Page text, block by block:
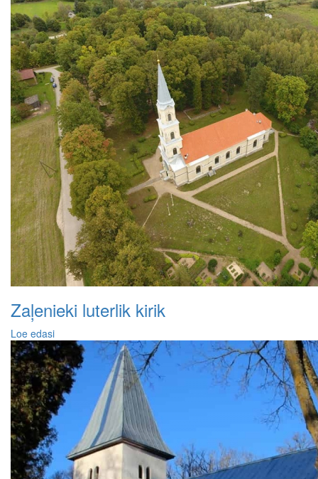
Zaļenieki luterlik kirik
Loe edasi